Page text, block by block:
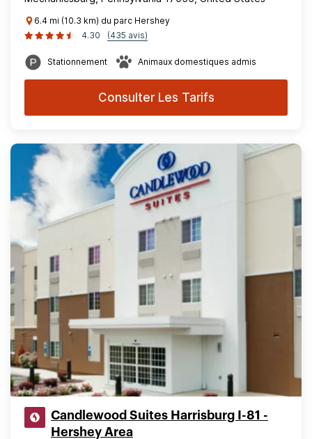
6.4 mi (10.3 km) du parc Hershey
4.30
(435 avis)
Stationnement Animaux domestiques admis
Consulter Les Tarifs
Candlewood Suites Harrisburg I-81 -
Hershey Area